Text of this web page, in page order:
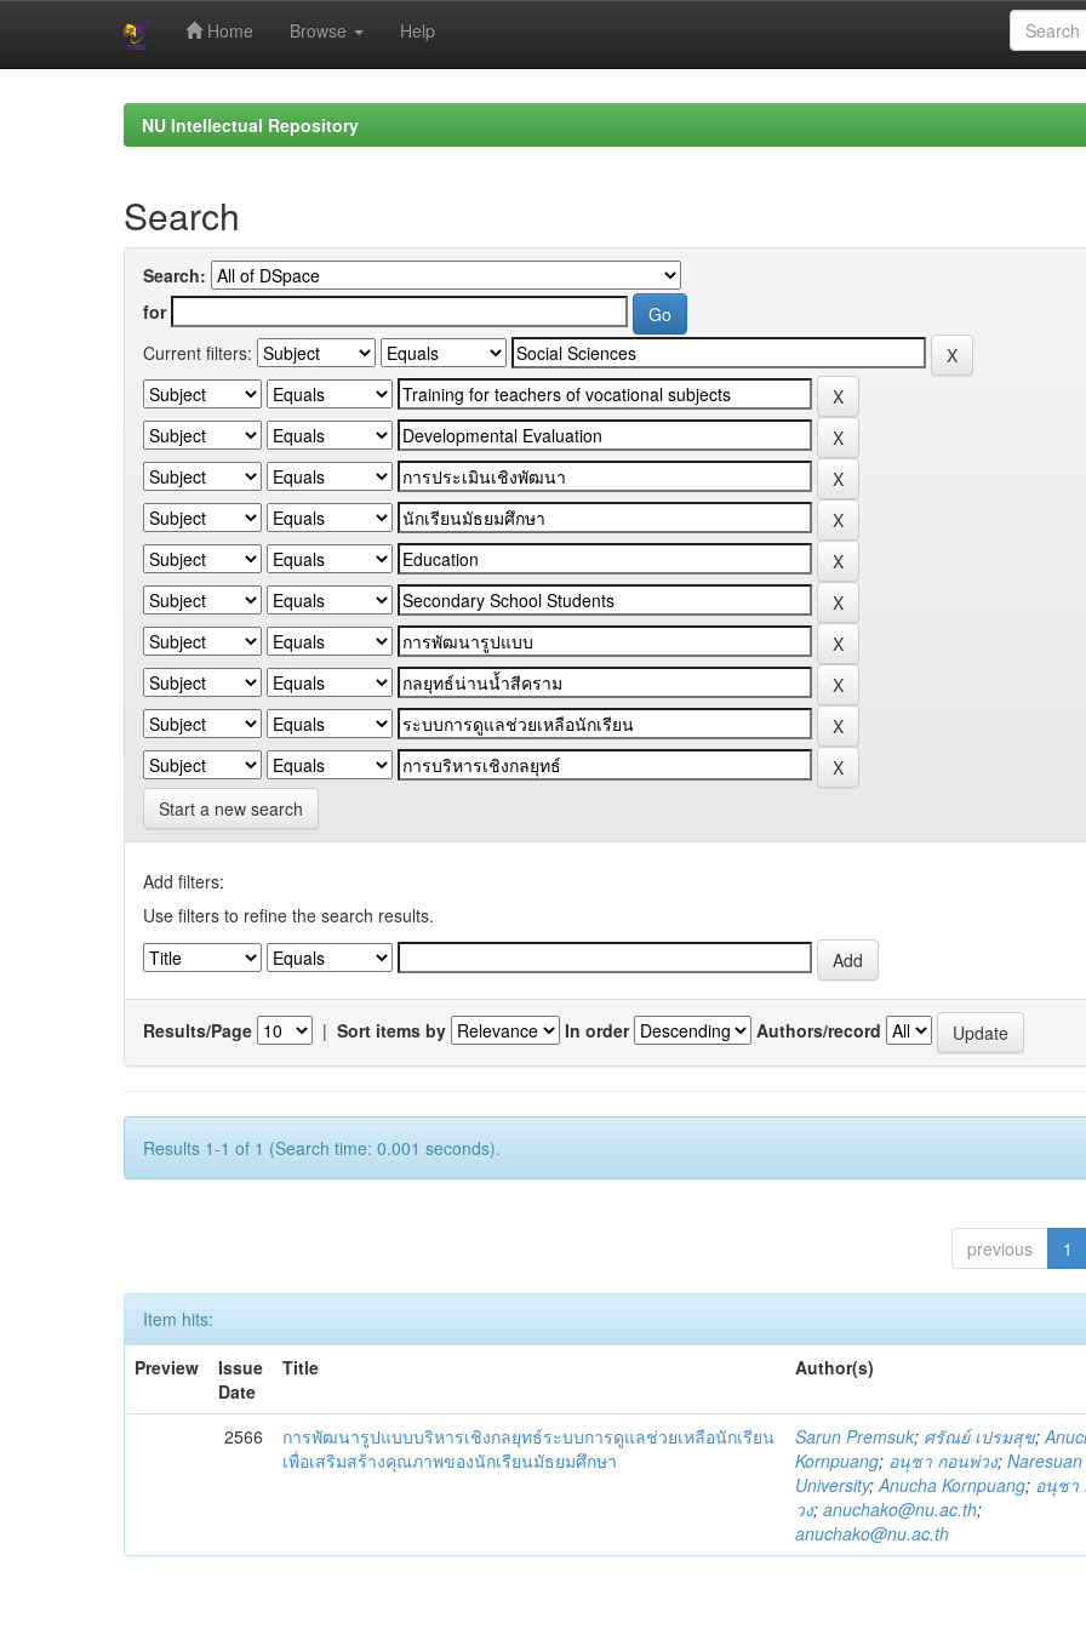
Home Browse Help
NU Intellectual Repository
Search
Search:
for
Current filters:
Start a new search
Add filters:
Use filters to refine the search results.
Results/Page | Sort items by In order Authors/record
Results 1-1 of 1 (Search time: 0.001 seconds).
previous 1
Item hits:
Preview
Issue
Date
Title Author(s)
2566
การพัฒนารูปแบบบริหารเชิงกลยุทธ์ระบบการดูแลช่วยเหลือนักเรียน
เพื่อเสริมสร้างคุณภาพของนักเรียนมัธยมศึกษา
Sarun Premsuk; ศรัณย์ เปรมสุข;
Kornpuang; อนุชา กอนพ่วง;Naresuan
University;Anucha Kornpuang; อนุชา
วง;anuchako@nu.ac.th;
anuchako@nu.ac.th